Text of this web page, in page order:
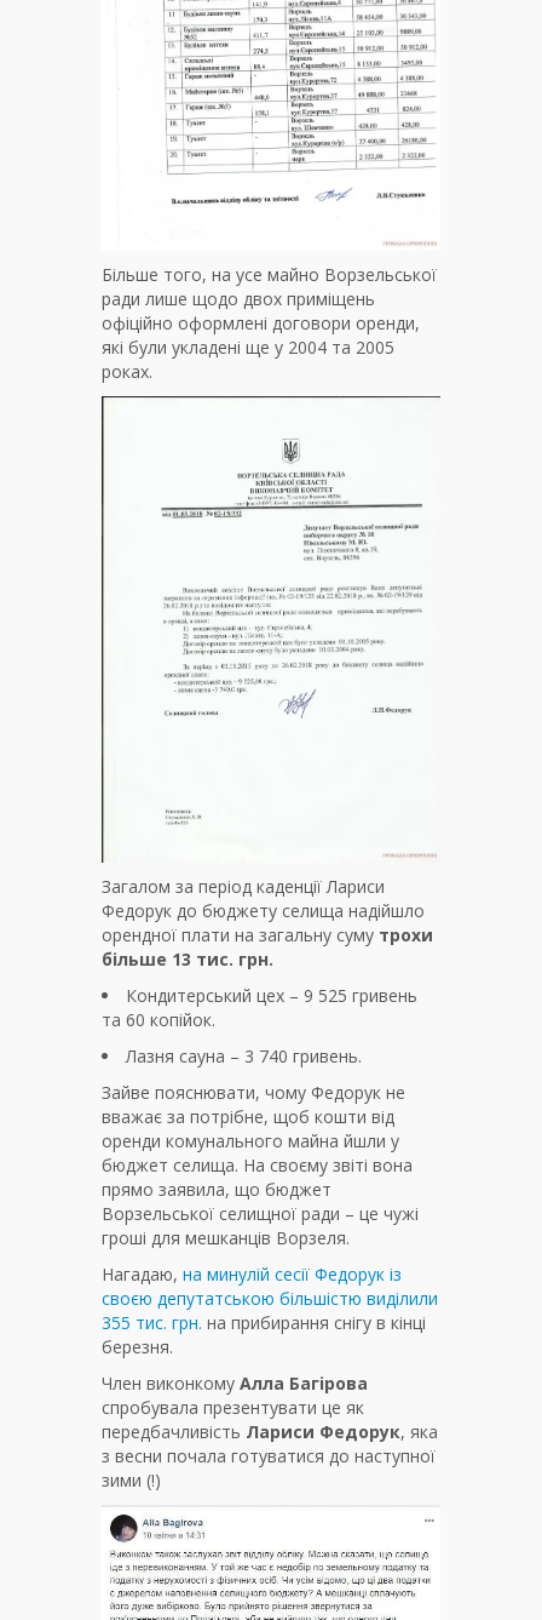
Більше того, на усе майно Ворзельської
ради лише щодо двох приміщень
офіційно оформлені договори оренди,
які були укладені ще у 2004 та 2005
роках.
Загалом за період каденції Лариси
Федорук до бюджету селища надійшло
орендної плати на загальну суму трохи
більше 13 тис. грн.
Кондитерський цех – 9 525 гривень
та 60 копійок.
Лазня сауна – 3 740 гривень.
Зайве пояснювати, чому Федорук не
вважає за потрібне, щоб кошти від
оренди комунального майна йшли у
бюджет селища. На своєму звіті вона
прямо заявила, що бюджет
Ворзельської селищної ради – це чужі
гроші для мешканців Ворзеля.
Нагадаю, на минулій сесії Федорук із
своєю депутатською більшістю виділили
355 тис. грн. на прибирання снігу в кінці
березня.
Член виконкому Алла Багірова
спробувала презентувати це як
передбачливість Лариси Федорук, яка
з весни почала готуватися до наступної
зими (!)